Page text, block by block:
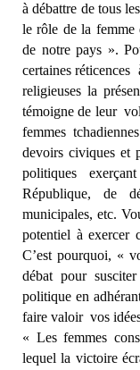
à débattre de tous
le rôle de la femme
de notre pays ».
certaines réticences
religieuses la
témoigne de leur
femmes
devoirs civiques et
politiques
République, de
municipales, etc.
potentiel à exercer
C’est pourquoi, «
débat pour
politique en
faire valoir vos
« Les femmes
lequel la victoire